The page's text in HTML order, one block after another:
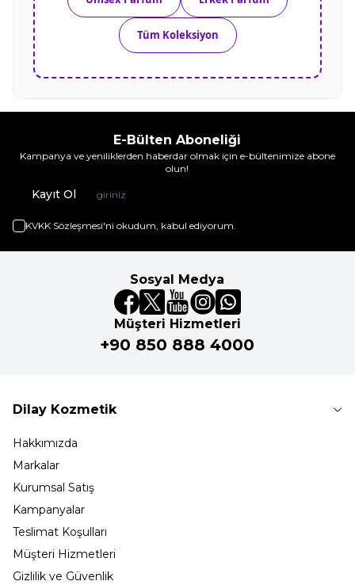
Tüm Koleksiyon
E-Bülten Aboneliği
Kampanya ve yeniliklerden haberdar olmak için e-bültenimize abone
olun!
Kayıt Ol
KVKK Sözleşmesi'ni okudum, kabul ediyorum.
Sosyal Medya
Müşteri Hizmetleri
+90 850 888 4000
Dilay Kozmetik
Hakkımızda
Markalar
Kurumsal Satış
Kampanyalar
Teslimat Koşulları
Müşteri Hizmetleri
Gizlilik ve Güvenlik